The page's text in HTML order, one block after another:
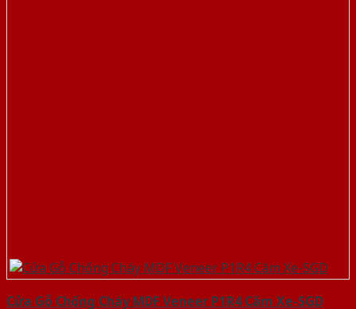
Cửa Gỗ Chống Cháy MDF Veneer P1R4 Căm Xe-SGD